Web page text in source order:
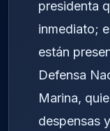
presidenta
inmediato;
están
Defensa
Marina,
despensas